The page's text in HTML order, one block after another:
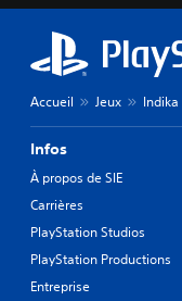
Accueil Jeux Indika
Infos
À propos de SIE
Carrières
PlayStation Studios
PlayStation Productions
Entreprise